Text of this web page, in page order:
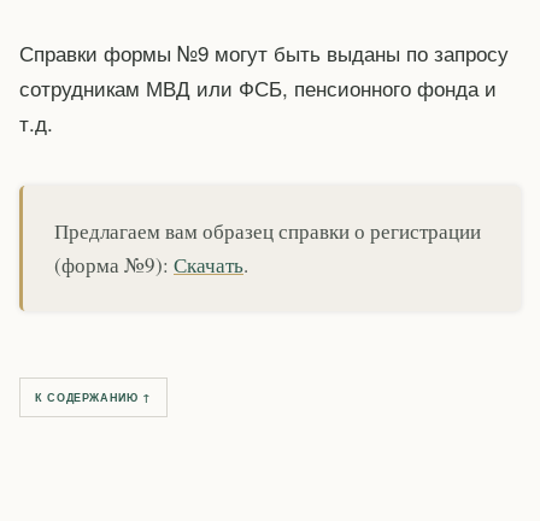
Справки формы №9 могут быть выданы по запросу
сотрудникам МВД или ФСБ, пенсионного фонда и
т.д.
Предлагаем вам образец справки о регистрации
(форма №9): Скачать.
К СОДЕРЖАНИЮ ↑